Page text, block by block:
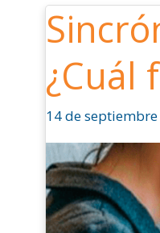
¿Cuál
14 de
Sincrónico
versus
Asincrónico
¿Cuál
formación
mejor?